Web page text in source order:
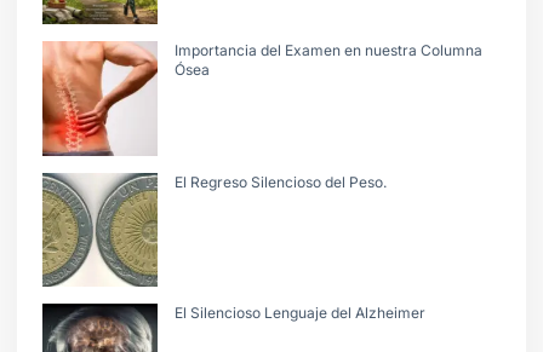
Importancia del Examen en nuestra Columna
Ósea
El Regreso Silencioso del Peso.
El Silencioso Lenguaje del Alzheimer